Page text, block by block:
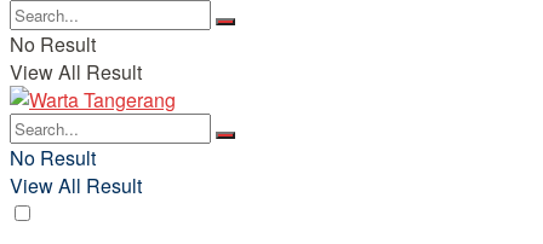
No Result
View All Result
No Result
View All Result